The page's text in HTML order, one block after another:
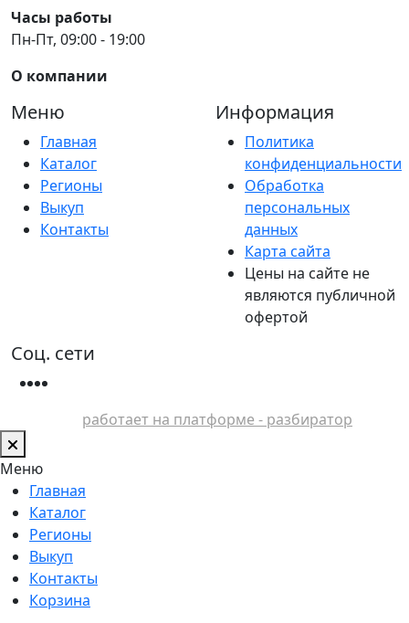
Часы работы
Пн-Пт, 09:00 - 19:00
О компании
Меню
Главная
Каталог
Регионы
Выкуп
Контакты
Информация
Политика
конфиденциальности
Обработка
персональных
данных
Карта сайта
Цены на сайте не
являются публичной
офертой
Соц. сети
работает на платформе - разбиратор
Меню
Главная
Каталог
Регионы
Выкуп
Контакты
Корзина